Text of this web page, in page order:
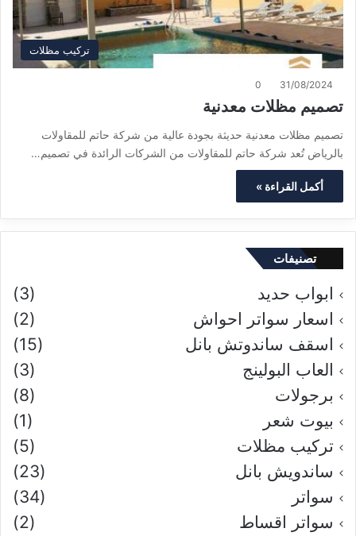
تركيب مظلات
31/08/2024
0
تصميم مظلات معدنية
تصميم مظلات معدنية حديثة بجودة عالية من شركة حاتم للمقاولات
بالرياض تُعد شركة حاتم للمقاولات من الشركات الرائدة في تصميم…
أكمل القراءة »
تصنيفات
ابواب حديد
(3)
اسعار سواتر احواش
(2)
اسقف ساندوتش بانل
(15)
العاب البولينج
(3)
برجولات
(8)
بيوت شعر
(1)
تركيب مظلات
(5)
ساندويش بانل
(23)
سواتر
(34)
سواتر اقساط
(2)